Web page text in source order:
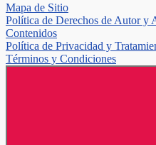
Mapa de Sitio
Política de Derechos de Autor y
Contenidos
Política de Privacidad y
Términos y Condiciones